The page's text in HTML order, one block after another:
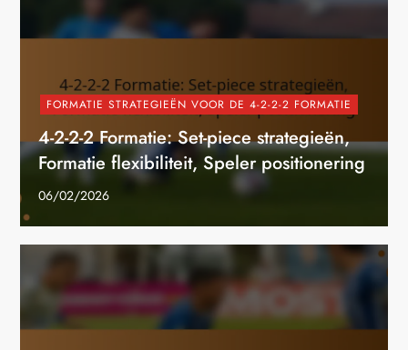
FORMATIE STRATEGIEËN VOOR DE 4-2-2-2 FORMATIE
4-2-2-2 Formatie: Set-piece strategieën,
Formatie flexibiliteit, Speler positionering
06/02/2026